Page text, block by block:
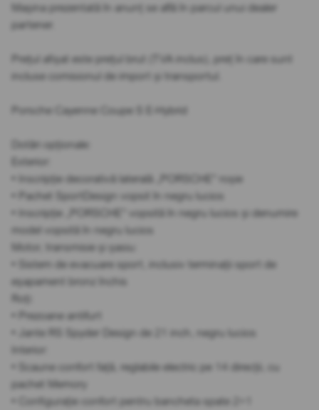
Mașina prezentată în anunț se află în parcul unui dealer
partener.
Prețul afișat este prețul brut (TVA inclus), preț în care sunt
incluse comisionul de import și transportul.
Porsche Cayenne Coupe S E-Hybrid
Dotări opționale:
Exterior:
• Inscripție decorativă laterală „PORSCHE” roșie
• Pachet SportDesign vopsit în negru lucios
• Inscripție „PORSCHE” vopsită în negru lucios și denumire
model vopsită în negru lucios
Motor, transmisie și șasiu:
• Sistem de evacuare sport, inclusiv terminații sport de
eșapament bronz închis
Roți:
• Prezoane antifurt
• Jante RS Spyder Design de 21 inch, negru lucios
Interior:
• Scaune confort față, reglabile electric pe 14 direcții, cu
pachet Memory
• Configurație confort pentru bancheta spate 2+1